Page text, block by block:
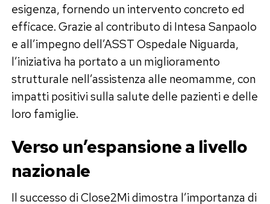
esigenza, fornendo un intervento concreto ed
efficace. Grazie al contributo di Intesa Sanpaolo
e all’impegno dell’ASST Ospedale Niguarda,
l’iniziativa ha portato a un miglioramento
strutturale nell’assistenza alle neomamme, con
impatti positivi sulla salute delle pazienti e delle
loro famiglie.
Verso un’espansione a livello
nazionale
Il successo di Close2Mi dimostra l’importanza di